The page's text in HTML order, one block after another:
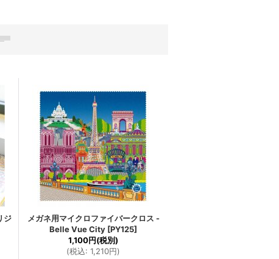
ジ
メガネ用マイクロファイバークロス -
Belle Vue City [PY125]
1,100円(税別)
(税込: 1,210円)